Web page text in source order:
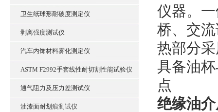
卫生纸球形耐破度测定仪
剥离强度测试仪
汽车内饰材料雾化测定仪
ASTM F2992手套线性耐切割性能试验仪
通气阻力及压力差测试仪
油漆面耐划痕测试仪
仪器。
桥、交
热部分
具备油
点
绝缘油